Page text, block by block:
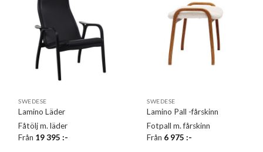
SWEDESE
Lamino Läder
Fåtölj m. läder
Från 19 395:-
SWEDESE
Lamino Pall -fårskinn
Fotpall m. fårskinn
Från 6 975:-